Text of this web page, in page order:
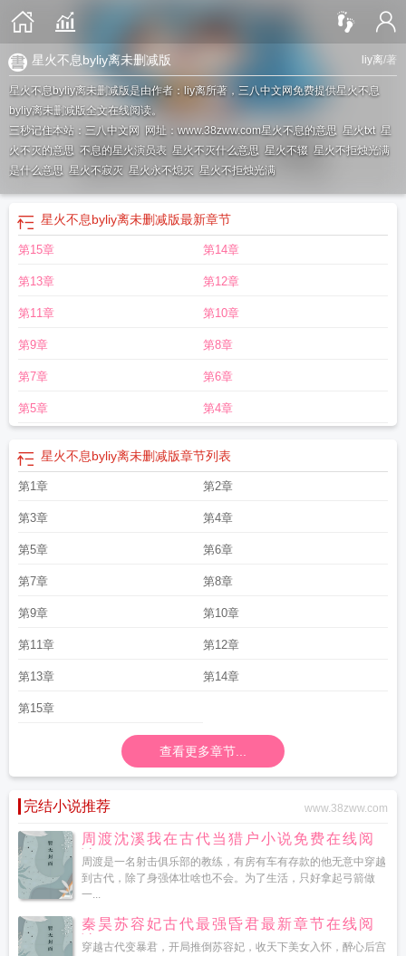
liy离/著
星火不息byliy离未删减版
星火不息byliy离未删减版是由作者：liy离所著，三八中文网免费提供星火不息
byliy离未删减版全文在线阅读。
三秒记住本站：三八中文网 网址：www.38zww.com星火不息的意思 星火txt 星
火不灭的意思 不息的星火演员表 星火不灭什么意思 星火不辍 星火不拒烛光满
是什么意思 星火不寂灭 星火永不熄灭 星火不拒烛光满
星火不息byliy离未删减版最新章节
第15章 第14章
第13章 第12章
第11章 第10章
第9章 第8章
第7章 第6章
第5章 第4章
星火不息byliy离未删减版章节列表
第1章 第2章
第3章 第4章
第5章 第6章
第7章 第8章
第9章 第10章
第11章 第12章
第13章 第14章
第15章
查看更多章节...
完结小说推荐 www.38zww.com
周渡沈溪我在古代当猎户小说免费在线阅
读
周渡是一名射击俱乐部的教练，有房有车有存款的他无意中穿越
到古代，除了身强体壮啥也不会。为了生活，只好拿起弓箭做
一...
秦昊苏容妃古代最强昏君最新章节在线阅
读
穿越古代变暴君，开局推倒苏容妃，收天下美女入怀，醉心后宫